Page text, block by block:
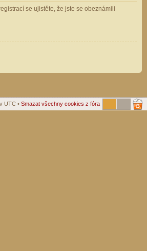
se ujistěte, že jste se obeznámili
UTC • Smazat všechny cookies z fóra